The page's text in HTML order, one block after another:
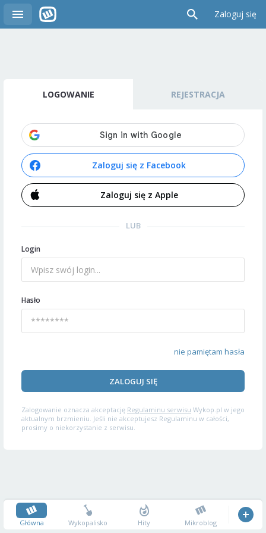
Zaloguj się
LOGOWANIE REJESTRACJA
Zaloguj się z Facebook
Zaloguj się z Apple
LUB
Login
Hasło
nie pamiętam hasła
ZALOGUJ SIĘ
Zalogowanie oznacza akceptację Regulaminu serwisu Wykop.pl w jego
aktualnym brzmieniu. Jeśli nie akceptujesz Regulaminu w całości,
prosimy o niekorzystanie z serwisu.
Główna Wykopalisko Hity Mikroblog